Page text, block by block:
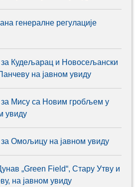
генералне регулације
Кудељарац и Новосељански
на јавном увиду
Мису са Новим гробљем у
увиду
Омољицу на јавном увиду
„Green Field“, Стару Утву и
на јавном увиду